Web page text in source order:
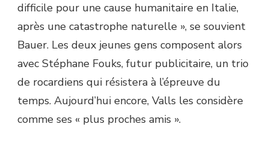
difficile pour une cause humanitaire en Italie,
après une catastrophe naturelle », se souvient
Bauer. Les deux jeunes gens composent alors
avec Stéphane Fouks, futur publicitaire, un trio
de rocardiens qui résistera à l’épreuve du
temps. Aujourd’hui encore, Valls les considère
comme ses « plus proches amis ».